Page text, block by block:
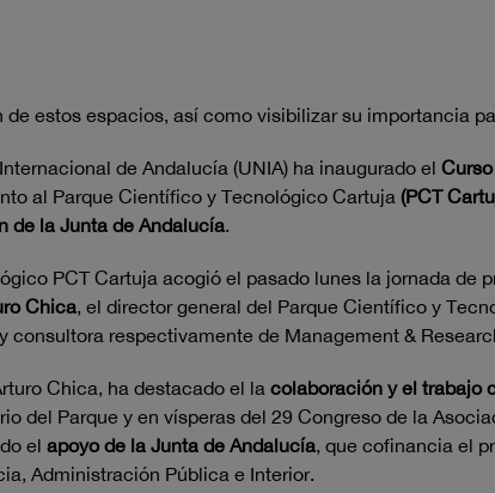
estos espacios, así como visibilizar su importancia
de Andalucía (UNIA) ha inaugurado el
al Parque Científico y Tecnológico Cartuja (PCT
de la Junta de Andalucía.
PCT Cartuja acogió el pasado lunes la jornada de
Chica, el director general del Parque Científico y
consultora respectivamente de Management &
Chica, ha destacado el la colaboración y el trabajo
del Parque y en vísperas del 29 Congreso de la
el apoyo de la Junta de Andalucía, que cofinancia el
Administración Pública e Interior.